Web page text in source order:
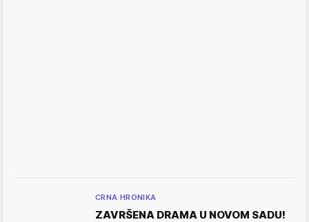
CRNA HRONIKA
ZAVRŠENA DRAMA U NOVOM SADU!